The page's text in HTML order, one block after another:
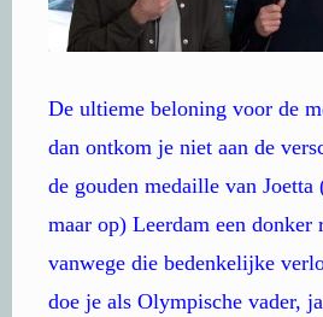
De ultieme beloning voor de
dan ontkom je niet aan de
de gouden medaille van
maar op) Leerdam een donker
vanwege die bedenkelijke
doe je als Olympische vader,